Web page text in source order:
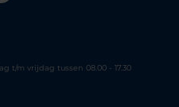
t/m vrijdag tussen 08.00 - 17.30